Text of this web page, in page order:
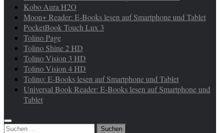
Kobo Aura H2O
Moon+ Reader: E-Books lesen auf Smartphone und Tablet
PocketBook Touch Lux 3
Tolino Page
Tolino Shine 2 HD
Tolino Vision 3 HD
Tolino Vision 4 HD
Tolino: E-Books lesen auf Smartphone und Tablet
Universal Book Reader: E-Books lesen auf Smartphone und
Tablet
Suchen